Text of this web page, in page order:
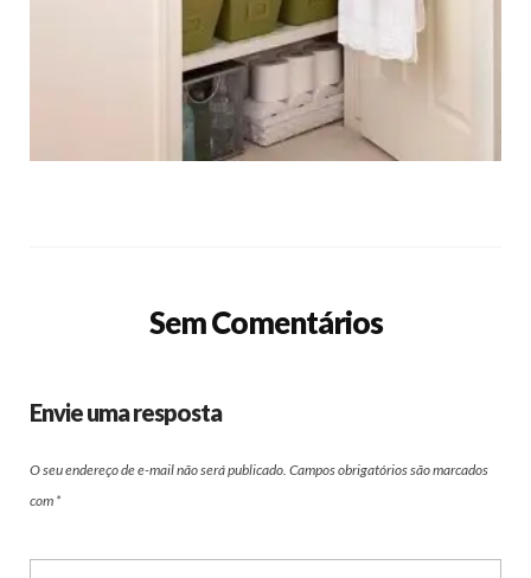
Sem Comentários
Envie uma resposta
O seu endereço de e-mail não será publicado. Campos obrigatórios são marcados
com *